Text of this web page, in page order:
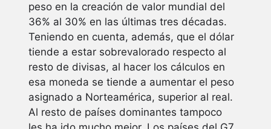
peso en la creación de valor mundial del
36% al 30% en las últimas tres décadas.
Teniendo en cuenta, además, que el dólar
tiende a estar sobrevalorado respecto al
resto de divisas, al hacer los cálculos en
esa moneda se tiende a aumentar el peso
asignado a Norteamérica, superior al real.
Al resto de países dominantes tampoco